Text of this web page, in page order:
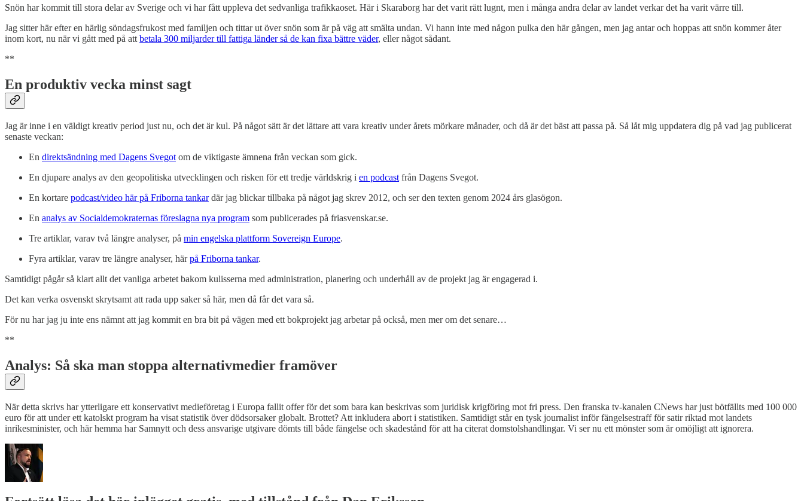
Snön har kommit till stora delar av Sverige och vi har fått uppleva det sedvanliga trafikkaoset. Här i Skaraborg har det varit rätt lugnt, men i många andra delar av landet verkar det ha varit värre till.
Jag sitter här efter en härlig söndagsfrukost med familjen och tittar ut över snön som är på väg att smälta undan. Vi hann inte med någon pulka den här gången, men jag antar och hoppas att snön kommer åter
inom kort, nu när vi gått med på att betala 300 miljarder till fattiga länder så de kan fixa bättre väder, eller något sådant.
**
En produktiv vecka minst sagt
Jag är inne i en väldigt kreativ period just nu, och det är kul. På något sätt är det lättare att vara kreativ under årets mörkare månader, och då är det bäst att passa på. Så låt mig uppdatera dig på vad jag publicerat
senaste veckan:
En direktsändning med Dagens Svegot om de viktigaste ämnena från veckan som gick.
En djupare analys av den geopolitiska utvecklingen och risken för ett tredje världskrig i en podcast från Dagens Svegot.
En kortare podcast/video här på Friborna tankardär jag blickar tillbaka på något jag skrev 2012, och ser den texten genom 2024 års glasögon.
En analys av Socialdemokraternas föreslagna nya program som publicerades på friasvenskar.se.
Tre artiklar, varav två längre analyser, på min engelska plattform Sovereign Europe.
Fyra artiklar, varav tre längre analyser, härpå Friborna tankar.
Samtidigt pågår så klart allt det vanliga arbetet bakom kulisserna med administration, planering och underhåll av de projekt jag är engagerad i.
Det kan verka osvenskt skrytsamt att rada upp saker så här, men då får det vara så.
För nu har jag ju inte ens nämnt att jag kommit en bra bit på vägen med ett bokprojekt jag arbetar på också, men mer om det senare…
**
Analys: Så ska man stoppa alternativmedier framöver
När detta skrivs har ytterligare ett konservativt medieföretag i Europa fallit offer för det som bara kan beskrivas som juridisk krigföring mot fri press. Den franska tv-kanalen CNews har just bötfällts med 100 000
euro för att under ett katolskt program ha visat statistik över dödsorsaker globalt. Brottet? Att inkludera abort i statistiken. Samtidigt står en tysk journalist inför fängelsestraff för satir riktad mot landets
inrikesminister, och här hemma har Samnytt och dess ansvarige utgivare dömts till både fängelse och skadestånd för att ha citerat domstolshandlingar. Vi ser nu ett mönster som är omöjligt att ignorera.